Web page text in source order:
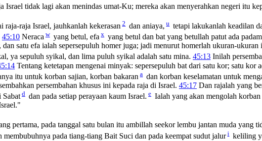
tidak lagi akan menindas umat-Ku; mereka akan menyerahkan negeri itu
raja Israel, jauhkanlah kekerasan 2 dan aniaya, u tetapi lakukanlah keadilan
45:10 Neraca w yang betul, efa x yang betul dan bat yang betullah patut ada
satu efa ialah sepersepuluh homer juga; jadi menurut homerlah ukuran-ukuran
ya sepuluh syikal, dan lima puluh syikal adalah satu mina. 45:13 Inilah
Tentang ketetapan mengenai minyak: sepersepuluh bat dari satu kor; satu kor
itu untuk korban sajian, korban bakaran a dan korban keselamatan untuk
persembahan khusus ini kepada raja di Israel. 45:17 Dan rajalah yang
Sabat d dan pada setiap perayaan kaum Israel. e Ialah yang akan mengolah
pertama, pada tanggal satu bulan itu ambillah seekor lembu jantan muda yang
pada tiang-tiang Bait Suci dan pada keempat sudut jalur i keliling